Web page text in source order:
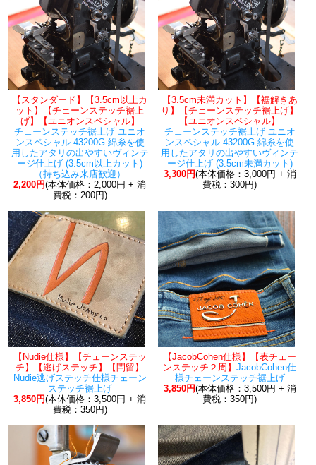
【スタンダード】【3.5cm以上カ
ット】【チェーンステッチ裾上
げ】【ユニオンスペシャル】
チェーンステッチ裾上げ ユニオ
ンスペシャル 43200G 綿糸を使
用したアタリの出やすいヴィンテ
ージ仕上げ (3.5cm以上カット)
（持ち込み来店歓迎）
2,200円(本体価格：2,000円 + 消
費税：200円)
【3.5cm未満カット】【裾解きあ
り】【チェーンステッチ裾上げ】
【ユニオンスペシャル】
チェーンステッチ裾上げ ユニオ
ンスペシャル 43200G 綿糸を使
用したアタリの出やすいヴィンテ
ージ仕上げ (3.5cm未満カット)
3,300円(本体価格：3,000円 + 消
費税：300円)
【Nudie仕様】【チェーンステッ
チ】【逃げステッチ】【閂留】
Nudie逃げステッチ仕様チェーン
ステッチ裾上げ
3,850円(本体価格：3,500円 + 消
費税：350円)
【JacobCohen仕様】【表チェー
ンステッチ２周】JacobCohen仕
様チェーンステッチ裾上げ
3,850円(本体価格：3,500円 + 消
費税：350円)